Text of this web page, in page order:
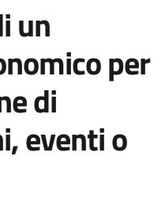
un
per
di
eventi o